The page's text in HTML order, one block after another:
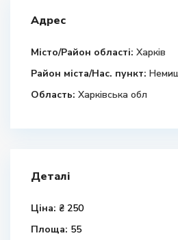
Адрес
Місто/Район області: Харків
Район міста/Нас. пункт:
Область: Харківська обл
Деталі
Ціна: ₴ 250
Площа: 55